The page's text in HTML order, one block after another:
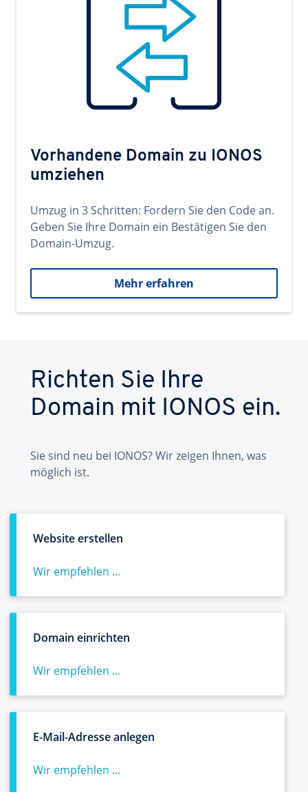
Vorhandene Domain zu IONOS
umziehen
Umzug in 3 Schritten: Fordern Sie den Code an.
Geben Sie Ihre Domain ein Bestätigen Sie den
Domain-Umzug.
Mehr erfahren
Richten Sie Ihre
Domain mit IONOS ein.
Sie sind neu bei IONOS? Wir zeigen Ihnen, was
möglich ist.
Website erstellen
Wir empfehlen ...
Domain einrichten
Wir empfehlen ...
E-Mail-Adresse anlegen
Wir empfehlen ...